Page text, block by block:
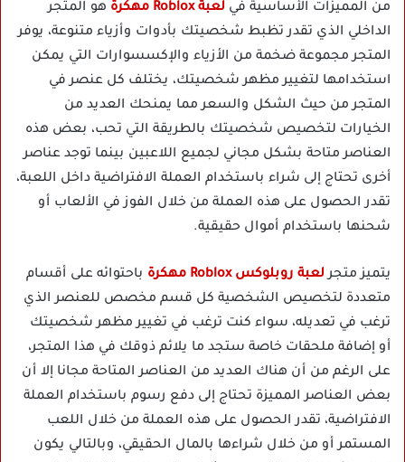
من المميزات الأساسية في لعبة Roblox مهكرة
هو المتجر
الداخلي الذي تقدر تظبط شخصيتك بأدوات وأزياء متنوعة، يوفر
المتجر مجموعة ضخمة من الأزياء والإكسسوارات التي يمكن
استخدامها لتغيير مظهر شخصيتك، يختلف كل عنصر في
المتجر من حيث الشكل والسعر مما يمنحك العديد من
الخيارات لتخصيص شخصيتك بالطريقة التي تحب، بعض هذه
العناصر متاحة بشكل مجاني لجميع اللاعبين بينما توجد عناصر
أخرى تحتاج إلى شراء باستخدام العملة الافتراضية داخل اللعبة،
تقدر الحصول على هذه العملة من خلال الفوز في الألعاب أو
شحنها باستخدام أموال حقيقية.
يتميز متجرلعبة روبلوكس Roblox مهكرة
باحتوائه على أقسام
متعددة لتخصيص الشخصية كل قسم مخصص للعنصر الذي
ترغب في تعديله، سواء كنت ترغب في تغيير مظهر شخصيتك
أو إضافة ملحقات خاصة ستجد ما يلائم ذوقك في هذا المتجر،
على الرغم من أن هناك العديد من العناصر المتاحة مجانا إلا أن
بعض العناصر المميزة تحتاج إلى دفع رسوم باستخدام العملة
الافتراضية، تقدر الحصول على هذه العملة من خلال اللعب
المستمر أو من خلال شراءها بالمال الحقيقي، وبالتالي يكون